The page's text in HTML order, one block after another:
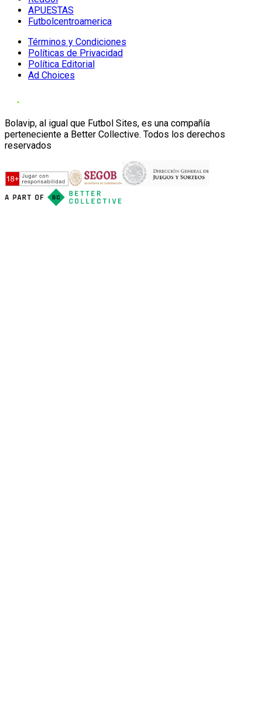
APUESTAS
Futbolcentroamerica
Términos y Condiciones
Políticas de Privacidad
Política Editorial
Ad Choices
Bolavip, al igual que Futbol Sites, es una compañía
perteneciente a Better Collective. Todos los derechos
reservados